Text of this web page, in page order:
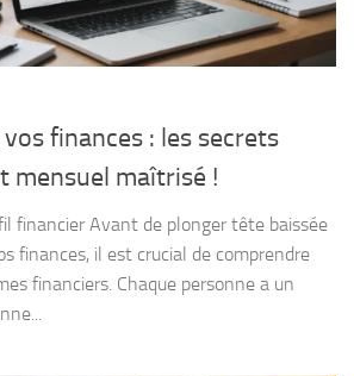
finances : les secrets
mensuel maîtrisé !
financier Avant de plonger tête baissée
finances, il est crucial de comprendre
financiers. Chaque personne a un